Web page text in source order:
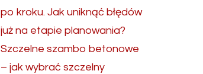
po kroku. Jak uniknąć błędów
już na etapie planowania?
Szczelne szambo betonowe
– jak wybrać szczelny